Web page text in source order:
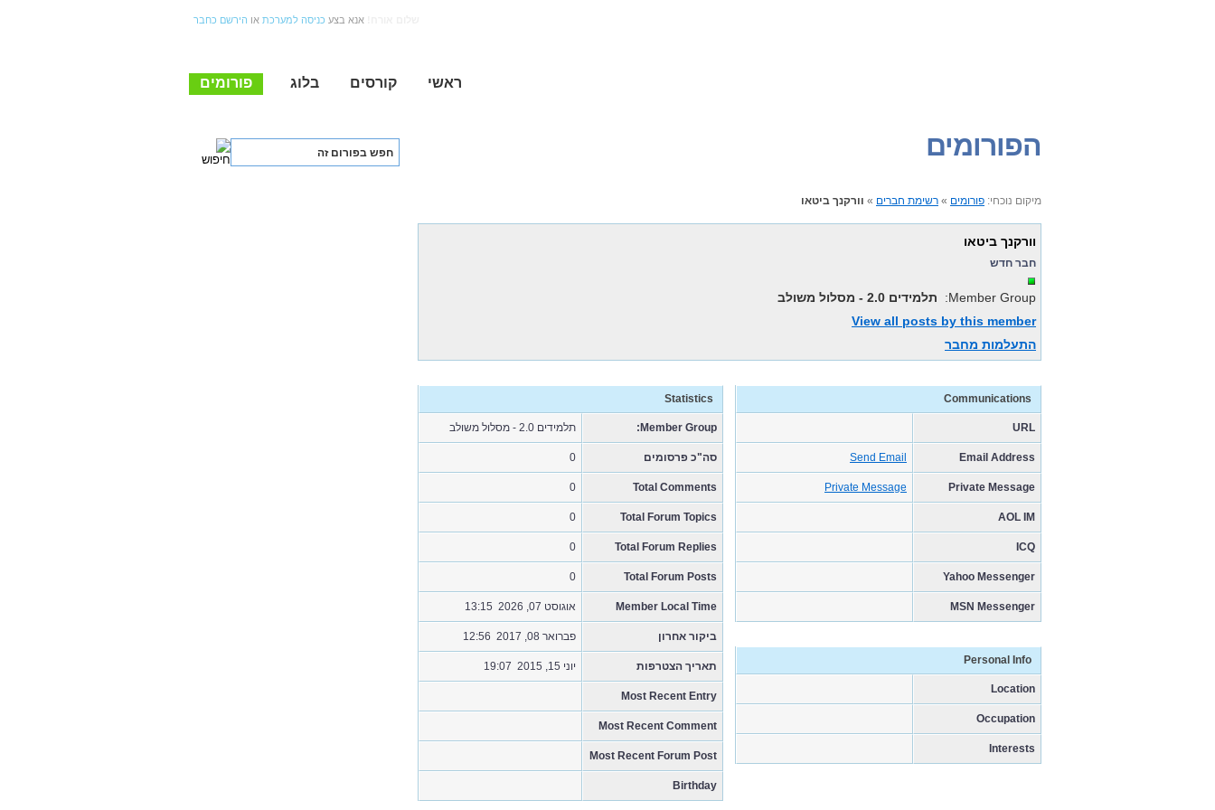
אנא בצע כניסה למערכת או הירשם כחבר
פורומים בלוג קורסים ראשי
הפורומים
מיקום נוכחי: פורומים » רשימת חברים » וורקנך ביטאו
וורקנך ביטאו
חבר חדש
Member Group:
תלמידים 2.0 - מסלול משולב
View all posts by this member
התעלמות מחבר
Communications
URL
Email Address
Send Email
Private Message
Private Message
AOL IM
ICQ
Yahoo Messenger
MSN Messenger
Personal Info
Location
Occupation
Interests
Statistics
Member Group: תלמידים 2.0 - מסלול משולב
סה"כ פרסומים 0
Total Comments
0
Total Forum Topics
0
Total Forum Replies
0
Total Forum Posts
0
Member Local Time אוגוסט 07, 2026 13:15
ביקור אחרון פברואר 08, 2017 12:56
תאריך הצטרפות יוני 15, 2015 19:07
Most Recent Entry
Most Recent Comment
Most Recent Forum Post
Birthday